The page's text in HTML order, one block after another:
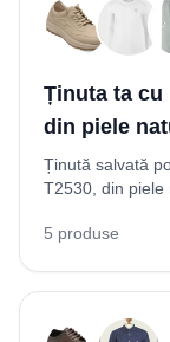
Ținuta ta cu
din piele
Ținută salvată
T2530, din piele
5 produse